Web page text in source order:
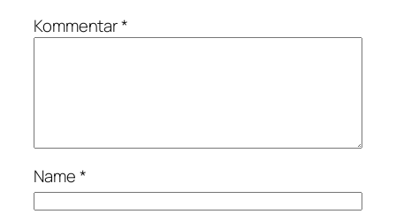
Kommentar*
Name*